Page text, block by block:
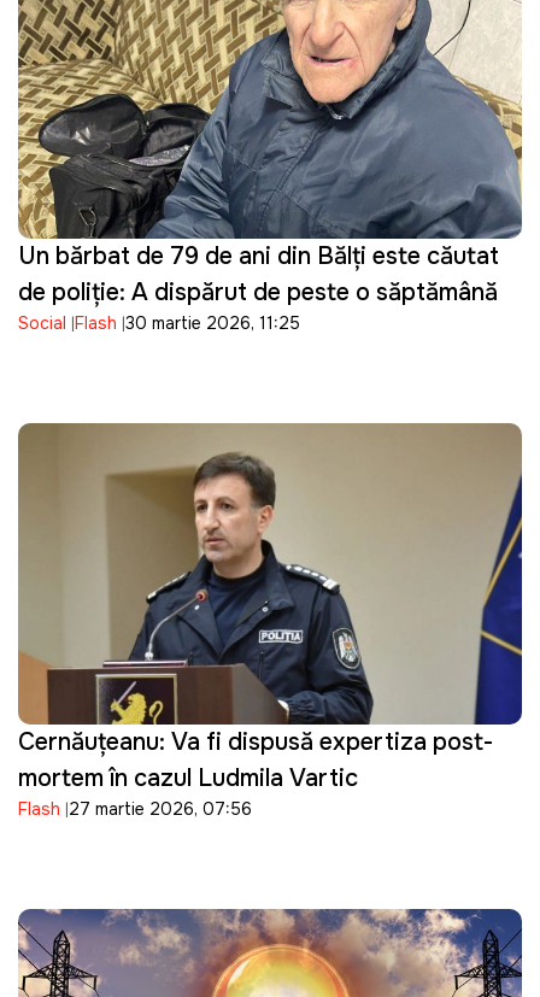
Un bărbat de 79 de ani din Bălți este căutat
de poliție: A dispărut de peste o săptămână
Social Flash 30 martie 2026, 11:25
Cernăuțeanu: Va fi dispusă expertiza post-
mortem în cazul Ludmila Vartic
Flash 27 martie 2026, 07:56